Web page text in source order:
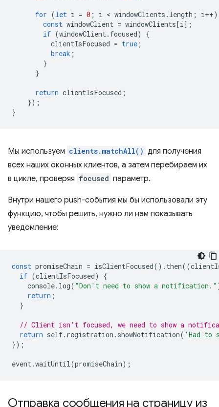
for (let i = 0 ; i < windowClients . length ; i++)
const windowClient = windowClients[i];
if (windowClient. focused)
{
clientIsFocused = true ;
break ;
}
}
return clientIsFocused ;
});
}
Мы используем clients.matchAll() для получения
всех наших оконных клиентов, а затем перебираем их
в цикле, проверяя focused параметр.
Внутри нашего push-события мы бы использовали эту
функцию, чтобы решить, нужно ли нам показывать
уведомление:
const promiseChain = isClientFocused(). then((
if (clientIsFocused)
{
console. log( "Don't need to show a notification."
return ;
}
// Client isn't focused, we need to show a
return self. registration . showNotification( 'Had to
});
event.waitUntil(promiseChain);
Отправка сообщения на страницу из